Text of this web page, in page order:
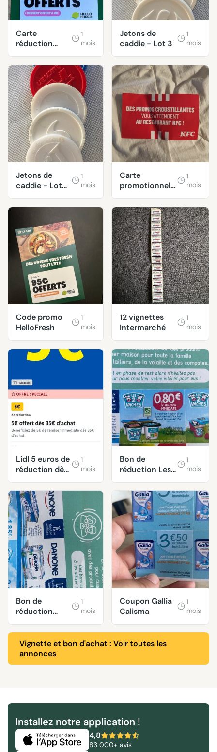
Carte
réduction
HelloFresh
1
mois
Jetons de
caddie - Lot 3
1
mois
Jetons de
caddie - Lot
10
1
mois
Carte
promotionnelle
KFC
1
mois
Code promo
HelloFresh
1
mois
12 vignettes
Intermarché
1
mois
Lidl 5 euros de
réduction dès
35 euros
d'achats
1
mois
Bon de
réduction Les
2 Vaches
1
mois
Bon de
réduction
Danone
1
mois
Coupon Gallia
Calisma
1
mois
Vignette et bon d'achat : Voir toutes les
annonces
Installez notre application !
4,8
83 000+ avis